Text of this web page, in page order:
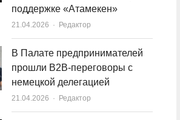
поддержке «Атамекен»
21.04.2026 Author
Редактор
В Палате предпринимателей
прошли B2B-переговоры с
немецкой делегацией
21.04.2026 Author
Редактор